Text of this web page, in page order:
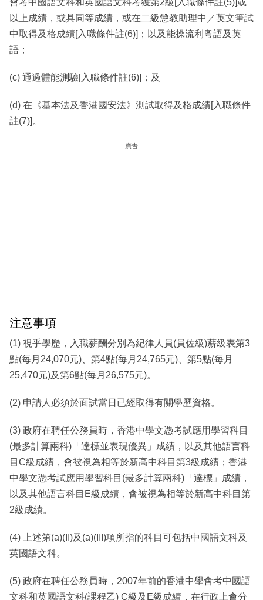
以上成績，或具同等成績，或在二級懲教助理中／英文筆試
中取得及格成績[入職條件註(6)]；以及能操流利粵語及英
語；
(c) 通過體能測驗[入職條件註(6)]；及
(d) 在《基本法及香港國安法》測試取得及格成績[入職條件
註(7)]。
廣告
注意事項
(1) 視乎學歷，入職薪酬分別為紀律人員(員佐級)薪級表第3
點(每月24,070元)、第4點(每月24,765元)、第5點(每月
25,470元)及第6點(每月26,575元)。
(2) 申請人必須於面試當日已經取得有關學歷資格。
(3) 政府在聘任公務員時，香港中學文憑考試應用學習科目
(最多計算兩科)「達標並表現優異」成績，以及其他語言科
目C級成績，會被視為相等於新高中科目第3級成績；香港
中學文憑考試應用學習科目(最多計算兩科)「達標」成績，
以及其他語言科目E級成績，會被視為相等於新高中科目第
2級成績。
(4) 上述第(a)(II)及(a)(III)項所指的科目可包括中國語文科及
英國語文科。
(5) 政府在聘任公務員時，2007年前的香港中學會考中國語
文科和英國語文科(課程乙) C級及E級成績，在行政上會分